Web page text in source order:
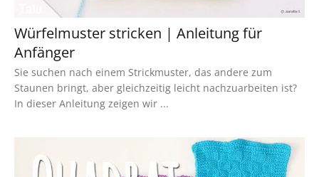
Würfelmuster stricken | Anleitung für
Anfänger
Sie suchen nach einem Strickmuster, das andere zum
Staunen bringt, aber gleichzeitig leicht nachzuarbeiten ist?
In dieser Anleitung zeigen wir ...